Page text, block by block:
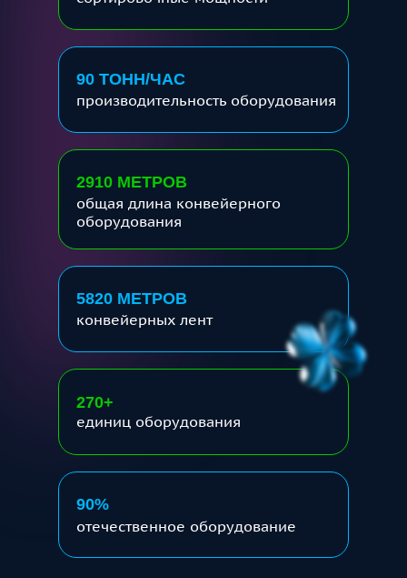
90 ТОНН/ЧАС
конвейерных лент
5820 МЕТРОВ
общая длина конвейерного
оборудования
производительность оборудования
90%
270+
единиц оборудования
отечественное оборудование
2910 МЕТРОВ